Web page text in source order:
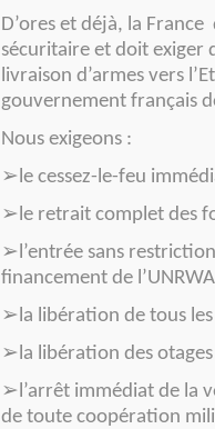
D’ores et déjà, la
sécuritaire et doit exiger
livraison d’armes vers
gouvernement français
Nous exigeons :
➢le cessez-le-feu
➢le retrait complet des
➢l’entrée sans
financement de
➢la libération de tous
➢la libération des otages
➢l’arrêt immédiat de la
de toute coopération